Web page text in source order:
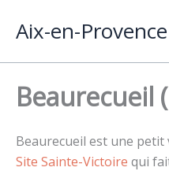
Aix-en-Provence
Beaurecueil
Beaurecueil est une petit
Site Sainte-Victoire qui